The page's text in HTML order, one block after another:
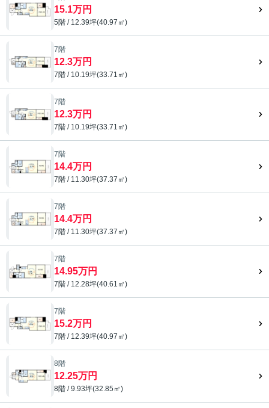
15.1万円
5階 / 12.39坪(40.97㎡)
7階
12.3万円
7階 / 10.19坪(33.71㎡)
7階
12.3万円
7階 / 10.19坪(33.71㎡)
7階
14.4万円
7階 / 11.30坪(37.37㎡)
7階
14.4万円
7階 / 11.30坪(37.37㎡)
7階
14.95万円
7階 / 12.28坪(40.61㎡)
7階
15.2万円
7階 / 12.39坪(40.97㎡)
8階
12.25万円
8階 / 9.93坪(32.85㎡)